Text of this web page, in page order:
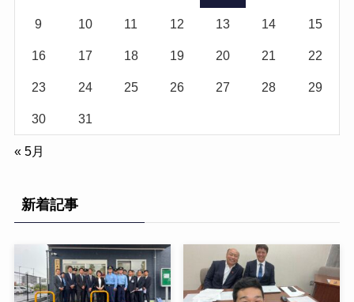
9 10 11 12 13 14 15
16 17 18 19 20 21 22
23 24 25 26 27 28 29
30 31
« 5月
新着記事